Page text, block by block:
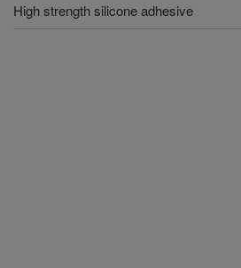
High strength silicone adhesive